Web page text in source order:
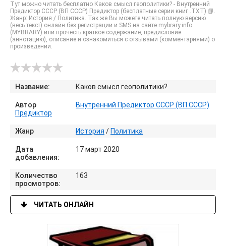
Тут можно читать бесплатно Каков смысл геополитики? - Внутренний
Предиктор СССР (ВП СССР) Предиктор (бесплатные серии книг .TXT) 📗.
Жанр: История / Политика. Так же Вы можете читать полную версию
(весь текст) онлайн без регистрации и SMS на сайте mybrary.info
(MYBRARY) или прочесть краткое содержание, предисловие
(аннотацию), описание и ознакомиться с отзывами (комментариями) о
произведении.
Название: Каков смысл геополитики?
Автор
Внутренний Предиктор СССР (ВП СССР)
Предиктор
Жанр История / Политика
Дата
добавления:
17 март 2020
Количество
просмотров:
163
ЧИТАТЬ ОНЛАЙН